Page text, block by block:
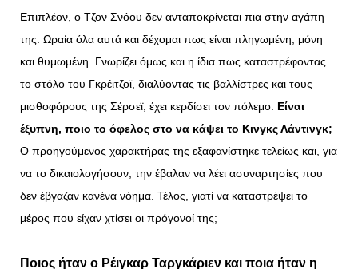
Επιπλέον, ο Τζον Σνόου δεν ανταποκρίνεται πια στην αγάπη
της. Ωραία όλα αυτά και δέχομαι πως είναι πληγωμένη, μόνη
και θυμωμένη. Γνωρίζει όμως και η ίδια πως καταστρέφοντας
το στόλο του Γκρέιτζοϊ, διαλύοντας τις βαλλίστρες και τους
μισθοφόρους της Σέρσεϊ, έχει κερδίσει τον πόλεμο. Είναι
έξυπνη, ποιο το όφελος στο να κάψει το Κινγκς Λάντινγκ;
Ο προηγούμενος χαρακτήρας της εξαφανίστηκε τελείως και, για
να το δικαιολογήσουν, την έβαλαν να λέει ασυναρτησίες που
δεν έβγαζαν κανένα νόημα. Τέλος, γιατί να καταστρέψει το
μέρος που είχαν χτίσει οι πρόγονοί της;
Ποιος ήταν ο Ρέιγκαρ Ταργκάριεν και ποια ήταν η